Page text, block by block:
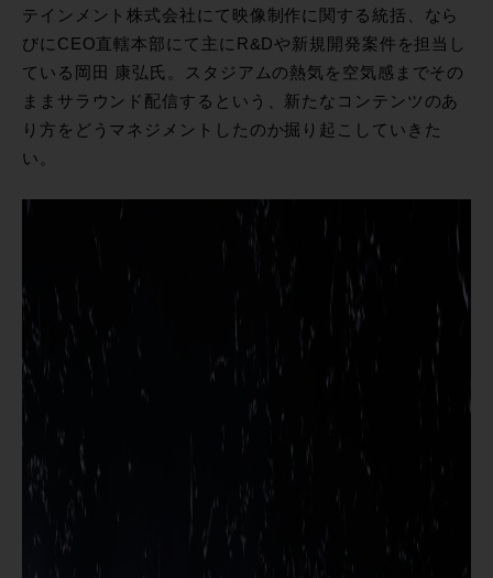
テインメント株式会社にて映像制作に関する統括、なら
びにCEO直轄本部にて主にR&Dや新規開発案件を担当し
ている岡田 康弘氏。スタジアムの熱気を空気感までその
ままサラウンド配信するという、新たなコンテンツのあ
り方をどうマネジメントしたのか掘り起こしていきた
い。